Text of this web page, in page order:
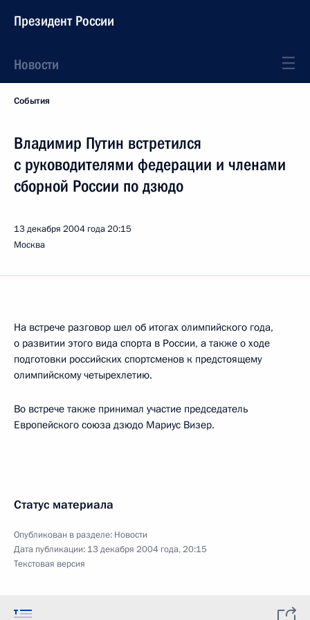
Президент России
Новости
События
Владимир Путин встретился
с руководителями федерации и членами
сборной России по дзюдо
13 декабря 2004 года20:15
Москва
На встрече разговор шел об итогах олимпийского года,
о развитии этого вида спорта в России, а также о ходе
подготовки российских спортсменов к предстоящему
олимпийскому четырехлетию.
Во встрече также принимал участие председатель
Европейского союза дзюдо Мариус Визер.
Статус материала
Опубликован в разделе: Новости
Дата публикации: 13 декабря 2004 года, 20:15
Текстовая версия